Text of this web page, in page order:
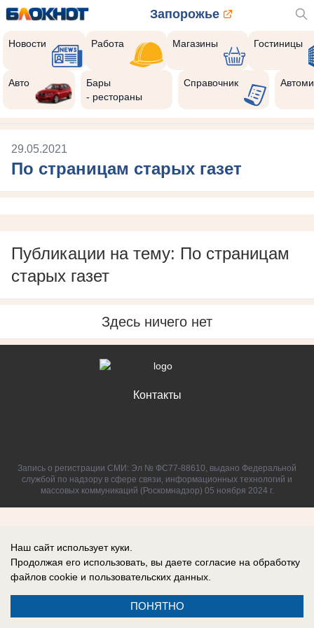
Запорожье
Новости Работа Магазины Гостиницы
Авто
Бары
- рестораны
Справочник
29.05.2021
По страницам старых газет
Публикации на тему: По страницам
старых газет
Здесь ничего нет
Контакты
Запись о регистрации СМИ: Эл № ФС77-88610, выдано Федеральной
службой по надзору в сфере связи, информационных технологий и
массовых коммуникаций (Роскомнадзор) 05 ноября 2024 г.
Наш сайт использует куки.
Продолжая его использовать, вы даете согласие на обработку
файлов cookie и пользовательских данных.
ПОНЯТНО